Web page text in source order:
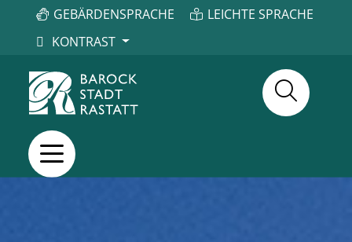
GEBÄRDENSPRACHE
LEICHTE SPRACHE
KONTRAST